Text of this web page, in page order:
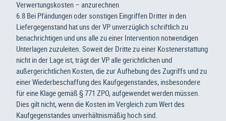
Verwertungskosten – anzurechnen
6.8 Bei Pfändungen oder sonstigen Eingriffen Dritter in den
Liefergegenstand hat uns der VP unverzüglich schriftlich zu
benachrichtigen und uns alle zu einer Intervention notwendigen
Unterlagen zuzuleiten. Soweit der Dritte zu einer Kostenerstattung
nicht in der Lage ist, trägt der VP alle gerichtlichen und
außergerichtlichen Kosten, die zur Aufhebung des Zugriffs und zu
einer Wiederbeschaffung des Kaufgegenstandes, insbesondere
für eine Klage gemäß § 771 ZPO, aufgewendet werden müssen.
Dies gilt nicht, wenn die Kosten im Vergleich zum Wert des
Kaufgegenstandes unverhältnismäßig hoch sind.